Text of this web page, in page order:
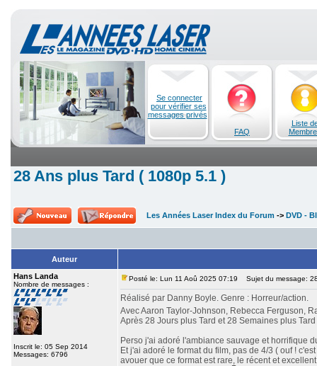
Se connecter
pour vérifier ses
messages privés
FAQ
Liste
28 Ans plus Tard ( 1080p 5.1 )
Les Années Laser Index du Forum -> DVD -
Auteur
Hans Landa
Nombre de messages :
Inscrit le: 05 Sep 2014
Messages: 6796
Posté le: Lun 11 Aoû 2025 07:19 Sujet du message:
Réalisé par Danny Boyle. Genre : Horreur/action.
Avec Aaron Taylor-Johnson, Rebecca Ferguson,
Après 28 Jours plus Tard et 28 Semaines plus
Perso j'ai adoré l'ambiance sauvage et horrifique
Et j'ai adoré le format du film, pas de 4/3 ( ouf !
avouer que ce format est rare, le récent et